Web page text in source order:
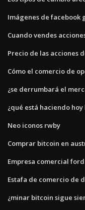
Imágenes de facebook
Cuando vendes
Precio de las acciones
Cómo el comercio de
¿se derrumbará el
¿qué está haciendo hoy
Neo iconos rwby
Comprar bitcoin en
Empresa comercial ford
Estafa de comercio de
¿minar bitcoin sigue